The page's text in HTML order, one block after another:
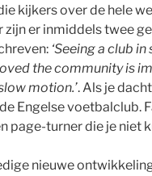
kijkers over de hele
zijn er inmiddels twee
‘Seeing a club
the community is
motion.’. Als je
Engelse voetbalclub.
page-turner die je niet
nieuwe